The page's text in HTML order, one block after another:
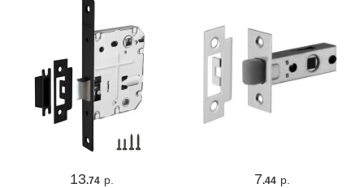
13.74 р. 7.44 р.